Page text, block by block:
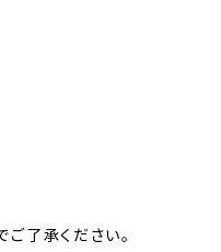
了承ください。